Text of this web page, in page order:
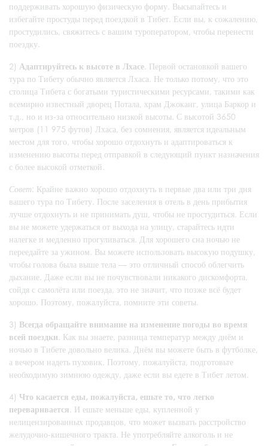
поддерживать хорошую физическую форму. Высыпайтесь и
избегайте простуды перед поездкой в Тибет. Если вы, к сожалению,
простудились, свяжитесь с вашим туроператором, чтобы перенести
поездку.
2) Адаптируйтесь к высоте в Лхасе . Первой остановкой вашего
тура по Тибету обычно является Лхаса. Не только потому, что это
столица Тибета с богатыми туристическими ресурсами, такими как
всемирно известный дворец Потала, храм Джоканг, улица Баркор и
т.д., но и из-за относительно низкой высоты. С высотой 3650
метров (11 975 футов) Лхаса, без сомнения, является идеальным
местом для того, чтобы хорошо отдохнуть и адаптироваться к
изменению высоты перед отправкой в следующий пункт назначения
с более высокой отметкой.
Совет: Крайне важно хорошо отдохнуть в первые два или три дня
вашего тура по Тибету. После заселения в отель в день прибытия
лучше отдохнуть и не принимать душ, чтобы не простудиться. Если
вы не можете удержаться от выхода на улицу, старайтесь идти
налегке и медленно прогуливаться. Для хорошего сна ночью не
переедайте за ужином. Вы можете использовать высокую подушку,
чтобы голова была выше тела — это отличный способ облегчить
дыхание. Даже если вы не почувствовали никакого дискомфорта,
сойдя с самолёта или поезда, это не значит, что позже всё будет
хорошо. Поэтому, пожалуйста, помните эти советы.
3) Всегда обращайте внимание на изменение погоды во время
всей поездки . Как вы знаете, разница температур между днём и
ночью в Тибете довольно велика. Днём вы можете быть в футболке,
а вечером надеть пуховик. Поэтому, пожалуйста, подготовьте
необходимую зимнюю одежду, даже если вы едете в Тибет летом.
4) Что касается еды, пожалуйста, ешьте то, что легко
переваривается . И ешьте меньше еды, купленной у
нелицензированных продавцов, что может вызвать расстройство
желудочно-кишечного тракта. Не употребляйте алкоголь и не